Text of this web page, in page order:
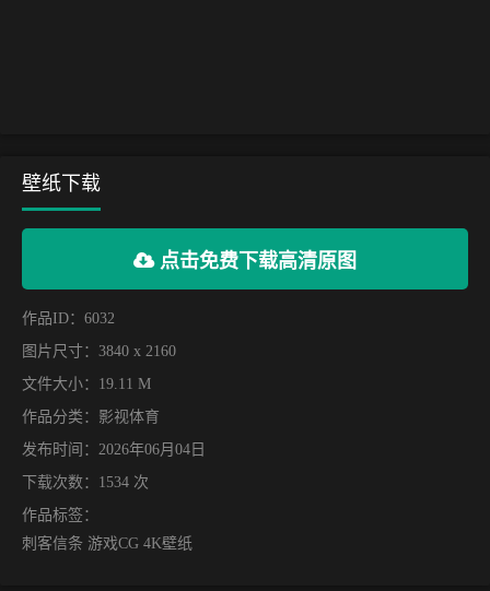
壁纸下载
点击免费下载高清原图
作品ID：6032
图片尺寸：3840 x 2160
文件大小：19.11 M
作品分类： 影视体育
发布时间：2026年06月04日
下载次数：1534 次
作品标签：
刺客信条 游戏CG 4K壁纸